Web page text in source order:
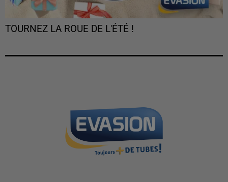
TOURNEZ LA ROUE DE L'ÉTÉ !